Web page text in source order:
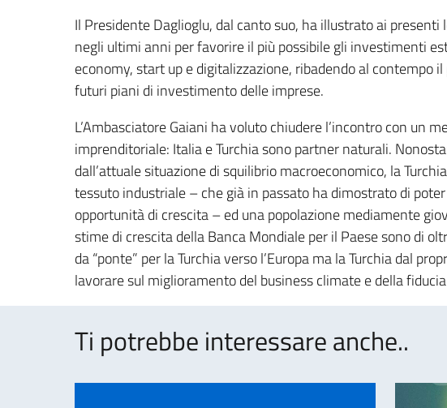
Il Presidente Daglioglu, dal canto suo, ha illustrato ai
negli ultimi anni per favorire il più possibile gli investimenti
economy, start up e digitalizzazione, ribadendo al contempo
futuri piani di investimento delle imprese.
L’Ambasciatore Gaiani ha voluto chiudere l’incontro con un
imprenditoriale: Italia e Turchia sono partner naturali.
dall’attuale situazione di squilibrio macroeconomico, la
tessuto industriale – che già in passato ha dimostrato di
opportunità di crescita – ed una popolazione mediamente
stime di crescita della Banca Mondiale per il Paese sono di
da “ponte” per la Turchia verso l’Europa ma la Turchia dal
lavorare sul miglioramento del business climate e della
Ti potrebbe interessare anche..